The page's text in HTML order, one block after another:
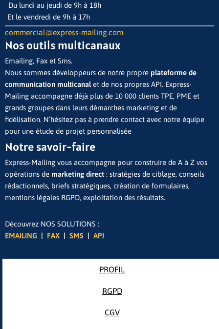
Du lundi au jeudi de 9h à 18h
Et le vendredi de 9h à 17h
commercial@express-mailing.com
Nos outils multicanaux
Emailing, Fax et Sms.
Nous sommes développeurs de notre propre plateforme de
communication multicanalet de nos propres API. Express-
Mailing accompagne déjà plus de 10 000 clients TPE, PME et
grands groupes dans leurs démarches marketing et de
fidélisation. N’hésitez pas à prendre contact avec notre équipe
pour une étude de projet personnalisée
Notre savoir-faire
Express-Mailing vous accompagne pour construire de A à Z vos
opérations de marketing direct : stratégies de ciblage, conseils
rédactionnels, briefs stratégiques, création de formulaires,
mentions légales RGPD, exploitation des résultats.
Découvrez NOS SOLUTIONS :
EMAILING | FAX | SMS | API
PROFIL
RGPD
CGV